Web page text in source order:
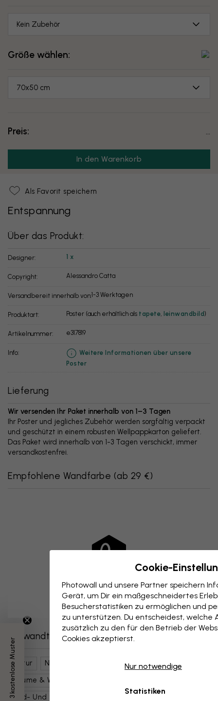
Kein Zubehör
Größe wählen:
70x50 cm
Preis:
In den Warenkorb
Als Favorit speichern
Entspannung
Über das Produkt:
Designer: 1 x
Copyright: Alessandro Catta
Versandbereit innerhalb von:1-3 Werktagen
Produktart: Poster (auch erhältlich als tapete leinwandbild)
Artikelnummer: e317819
info:
Weitere Informationen über unsere
Poster
Lieferung
Wir versenden Ihr Paket innerhalb von 1–3 Tagen
Ihr Poster und jegliches Zubehör werden sorgfältig verpackt
und geschützt in einem robusten Wellpappkarton geliefert.
Das Paket wird innerhalb von 1-3 Tagen verschickt, immer
versandkostenfrei.
Empfohlene Wandfarbe (ab 29 €)
Verwandte Kategorien
Natur Nebel & Dunst
Himmel
Bäume & Wälder
Wild- Und Safari-Tiere
3 kostenlose Muster
Cookie-
Photowall und unsere Partner speichern
Gerät, um Dir ein maßgeschneidertes
Besucherstatistiken zu ermöglichen und
zu unterstützen. Du entscheidest, welche
zusätzlich zu den für den Betrieb der
Cookies akzeptierst.
Nur notwendige
Statistiken